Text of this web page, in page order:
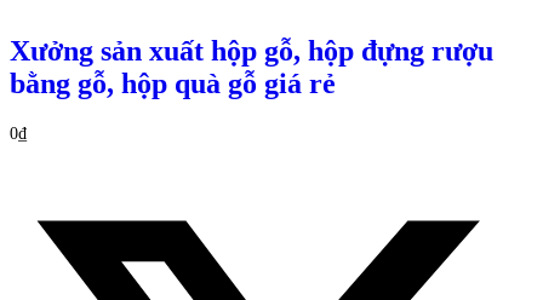
Xưởng sản xuất hộp gỗ, hộp đựng rượu
bằng gỗ, hộp quà gỗ giá rẻ
0₫